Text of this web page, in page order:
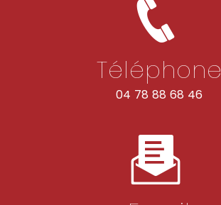
Téléphone
04 78 88 68 46